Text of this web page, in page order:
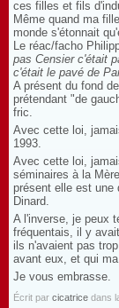
ces filles et fils
Même quand ma
monde s'étonnait
Le réac/facho
pas Censier c'était
c'était le pavé de
A présent du fond
prétendant "de
fric.
Avec cette loi,
1993.
Avec cette loi,
séminaires à la
présent elle est une
Dinard.
A l'inverse, je peux
fréquentais, il y
ils n'avaient pas
avant eux, et qui
Je vous embrasse.
Écrit par cicatrice dans